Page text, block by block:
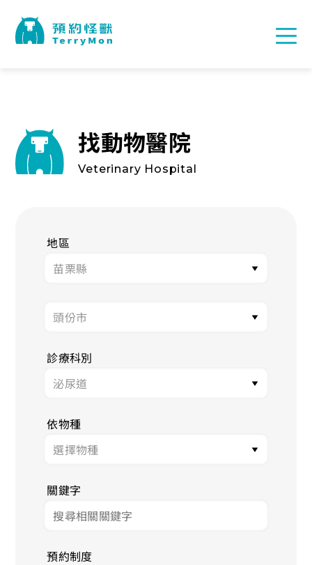
找動物醫院
Veterinary Hospital
地區
診療科別
依物種
關鍵字
預約制度